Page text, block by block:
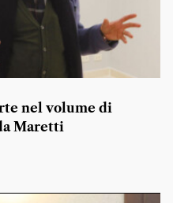
nel volume di
Maretti